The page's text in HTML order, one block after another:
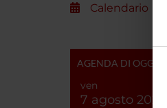
Calendario
AGENDA DI OGGI
ven
7 agosto 2026